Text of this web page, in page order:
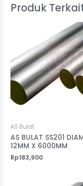
Produk
AS Bulat
AS BULAT SS201
12MM X 6000MM
Rp183,900